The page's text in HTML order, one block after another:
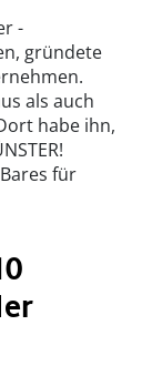
-
gründete
als auch
habe ihn,
für